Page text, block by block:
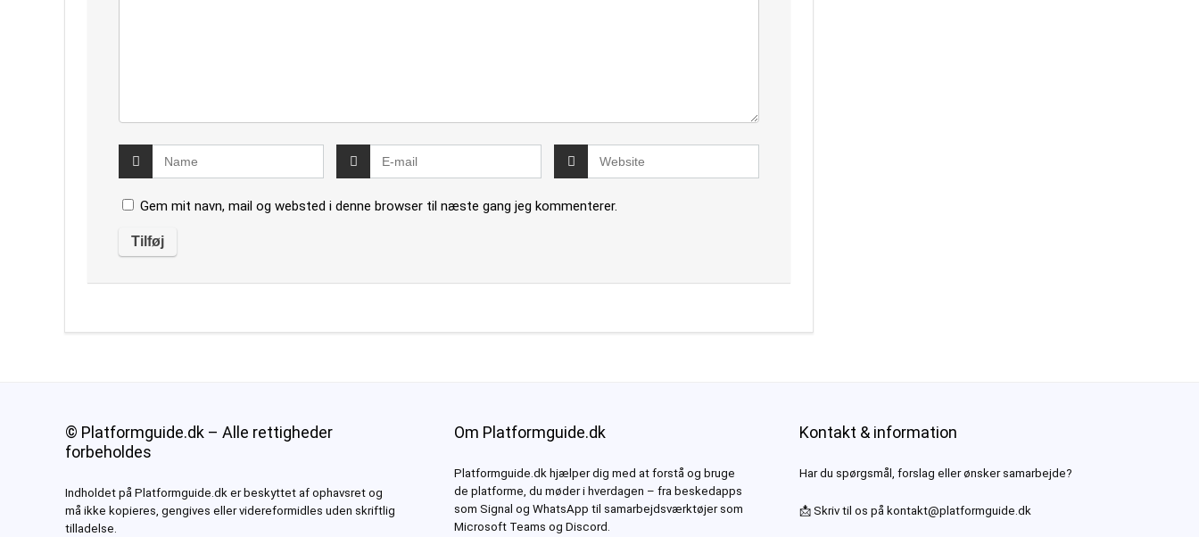
Gem mit navn, mail og websted i denne browser til næste gang jeg kommenterer.
© Platformguide.dk – Alle rettigheder
forbeholdes
Indholdet på Platformguide.dk er beskyttet af ophavsret og
må ikke kopieres, gengives eller videreformidles uden skriftlig
tilladelse.
Om Platformguide.dk
Platformguide.dk hjælper dig med at forstå og bruge
de platforme, du møder i hverdagen – fra beskedapps
som Signal og WhatsApp til samarbejdsværktøjer som
Microsoft Teams og Discord.
Kontakt & information
Har du spørgsmål, forslag eller ønsker samarbejde?
📩 Skriv til os på kontakt@platformguide.dk